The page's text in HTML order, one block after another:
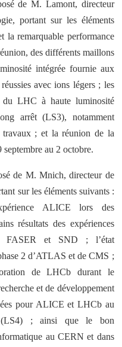
de M. Lamont, directeur
portant sur les éléments
la remarquable performance
des différents maillons
intégrée fournie aux
avec ions légers ; les
du LHC à haute luminosité
arrêt (LS3), notamment
travaux ; et la réunion de la
au 2 octobre.
de M. Mnich, directeur de
sur les éléments suivants :
ALICE lors des
résultats des expériences
FASER et SND ; l’état
2 d’ATLAS et de CMS ;
de LHCb durant le
et de développement
pour ALICE et LHCb au
(LS4) ; ainsi que le bon
au CERN et dans